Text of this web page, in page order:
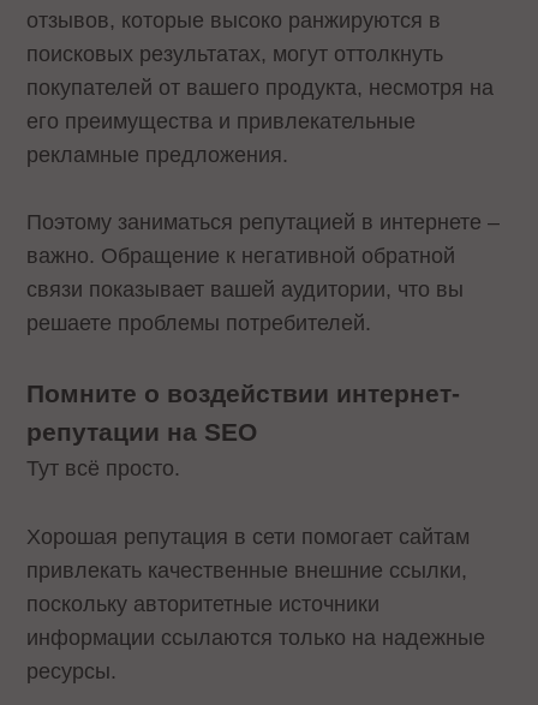
отзывов, которые высоко ранжируются в
поисковых результатах, могут оттолкнуть
покупателей от вашего продукта, несмотря на
его преимущества и привлекательные
рекламные предложения.
Поэтому заниматься репутацией в интернете –
важно. Обращение к негативной обратной
связи показывает вашей аудитории, что вы
решаете проблемы потребителей.
Помните о воздействии интернет-
репутации на SEO
Тут всё просто.
Хорошая репутация в сети помогает сайтам
привлекать качественные внешние ссылки,
поскольку авторитетные источники
информации ссылаются только на надежные
ресурсы.